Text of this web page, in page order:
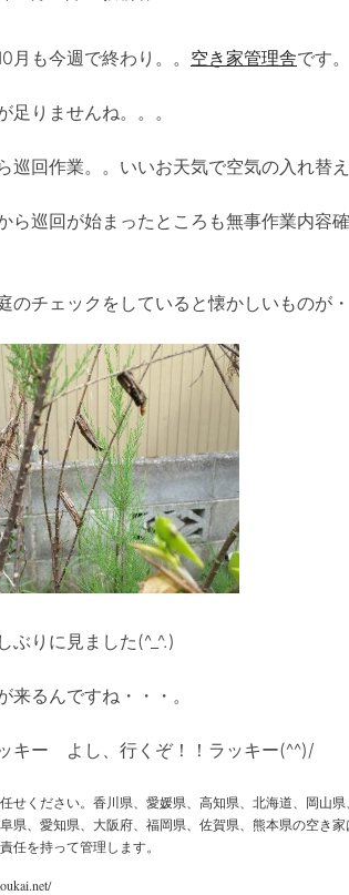
月も今週で終わり。。 空き家管理舎です。
足りませんね。。。
巡回作業。。いいお天気で空気の入れ替
ら巡回が始まったところも無事作業内容
のチェックをしていると懐かしいものが・
ぶりに見ました(^_^.)
来るんですね・・・。
キー よし、行くぞ！！ラッキー(^^)/
せください。香川県、愛媛県、高知県、北海道、岡山
県、愛知県、大阪府、福岡県、佐賀県、熊本県の空き
任を持って管理します。